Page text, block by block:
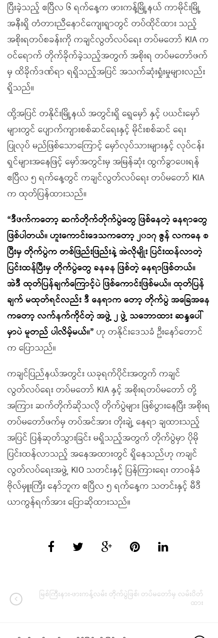
ပြီးခဲ့သည့် ဧပြီလ ၆ ရက်နေ့က ဖားကန့်မြို့နယ် ကာမိုင်းမြို့
အနီးရှိ တံတားညီနောင်ကျေးရွာတွင် တပ်ထိုင်ထား သည့်
အစိုးရတပ်စခန်းကို ကချင်လွတ်လပ်ရေး တပ်မတော် KIA က
ဝင်ရောက် တိုက်ခိုက်ခဲ့သည့်အတွက် အစိုးရ တပ်မတော်ဖက်
မှ ထိခိုက်ဒဏ်ရာ ရရှိသည့်အပြင် အသက်ဆုံးရှုံးမှုများလည်း
ရှိသည်။
ထို့အပြင် တနိုင်းမြို့နယ် အတွင်းရှိ ရွှေမှော် နှင့် ပယင်းမှော်
များတွင် ပျောက်ကျားစစ်ဆင်ရေးနှင့် မိုင်းစစ်ဆင် ရေး
ပြုလုပ် မည်ဖြစ်သောကြောင့် မှော်လုပ်သားများနှင့် လုပ်ငန်း
ရှင်များအနေဖြင့် မှော်အတွင်းမှ အမြန်ဆုံး ထွက်ခွာပေးရန်
ဧပြီလ ၅ ရက်နေ့တွင် ကချင်လွတ်လပ်ရေး တပ်မတော် KIA
က ထုတ်ပြန်ထားသည်။
“ဒီဖက်ကတော့ ဆက်တိုက်တိုက်ပွဲတွေ ဖြစ်နေတဲ့ နေရာတွေ
ဖြစ်ပါတယ်။ ဟူးကောင်းဒေသကတော့ ၂၀၁၇ ဇွန် လကနေ စ
ပြီးမှ တိုက်ပွဲက တစ်ဖြည်းဖြည်းနဲ့ အဲလိုမျိုး ပြင်းထန်လာတဲ့
ပြင်းထန်ပြီးမှ တိုက်ပွဲတွေ ခနခန ဖြစ်တဲ့ နေရာဖြစ်တယ်။
အဲဒီ ထုတ်ပြန်ချက်ကြောင့်ပဲ ဖြစ်ကောင်းဖြစ်မယ်။ ထုတ်ပြန်
ချက် မထုတ်ရင်လည်း ဒီ နေရာက တော့ တိုက်ပွဲ အခြေအနေ
ကတော့ လက်နက်ကိုင်တဲ့ အဖွဲ့ ၂ ဖွဲ့ သဘောထား ဆန္ဒပေါ်
မှာပဲ မူတည် ပါလိမ့်မယ်။” ဟု တနိုင်းဒေသခံ ဦးနော်တောင်
က ပြောသည်။
ကချင်ပြည်နယ်အတွင်း ယခုရက်ပိုင်းအတွက် ကချင်
လွတ်လပ်ရေး တပ်မတော် KIA နှင့် အစိုးရတပ်မတော် တို့
အကြား ဆက်တိုက်ဆိုသလို တိုက်ပွဲများ ဖြစ်ပွားနေပြီး အစိုးရ
တပ်မတော်ဖက်မှ တပ်အင်အား တိုးချဲ့ နေရာ ချထားသည့်
အပြင် ပြန်ဆုတ်သွားခြင်း မရှိသည့်အတွက် တိုက်ပွဲမှာ ပိုမို
ပြင်းထန်လာသည့် အနေအထားတွင် ရှိနေသည်ဟု ကချင်
လွတ်လပ်ရေးအဖွဲ့ KIO သတင်းနှင့် ပြန်ကြားရေး တာဝန်ခံ
ဗိုလ်မှူးကြီး နော်ဘူက ဧပြီလ ၅ ရက်နေ့က သတင်းနှင့် မီဒီ
ယာကွန်ရက်အား ပြောဆိုထားသည်။
မြစ်ကြီးနား-ဖားကန့်လမ်း တိုက်ပွဲဖြစ်၊ တပ်မတော်မှ လမ်းပိတ်
ထား